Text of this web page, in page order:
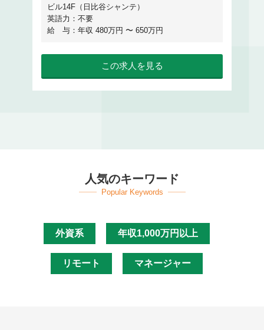
ビル14F（日比谷シャンテ）
英語力：不要
給 与：年収 480万円 〜 650万円
この求人を見る
人気のキーワード
Popular Keywords
外資系 年収1,000万円以上
リモート マネージャー